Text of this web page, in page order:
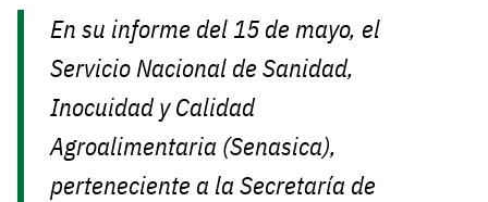
En su informe del 15 de mayo, el
Servicio Nacional de Sanidad,
Inocuidad y Calidad
Agroalimentaria (Senasica),
perteneciente a la Secretaría de